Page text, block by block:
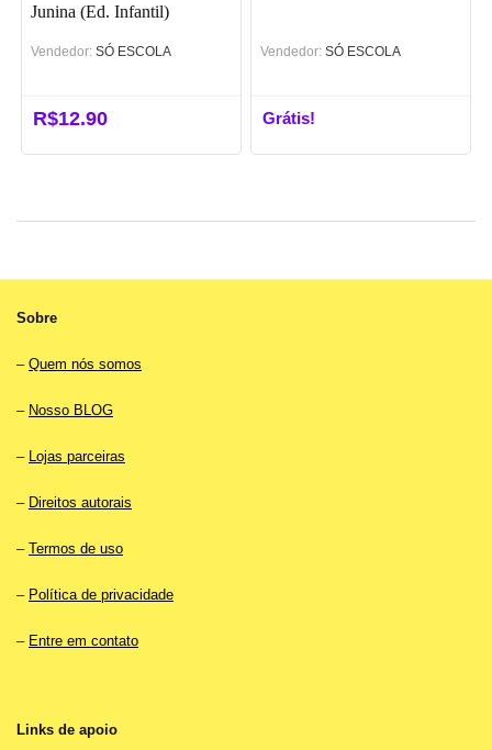
Junina (Ed. Infantil)
Vendedor: SÓ ESCOLA
R$12.90
Vendedor: SÓ ESCOLA
Grátis!
Sobre
– Quem nós somos
– Nosso BLOG
– Lojas parceiras
– Direitos autorais
– Termos de uso
– Política de privacidade
– Entre em contato
Links de apoio